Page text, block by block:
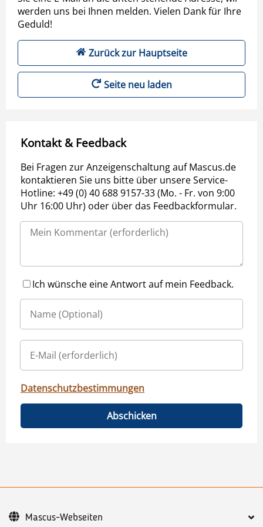
werden uns bei Ihnen melden. Vielen Dank für Ihre
Geduld!
Zurück zur Hauptseite
Seite neu laden
Kontakt & Feedback
Bei Fragen zur Anzeigenschaltung auf Mascus.de
kontaktieren Sie uns bitte über unsere Service-
Hotline: +49 (0) 40 688 9157-33 (Mo. - Fr. von 9:00
Uhr 16:00 Uhr) oder über das Feedbackformular.
Ich wünsche eine Antwort auf mein Feedback.
Datenschutzbestimmungen
Abschicken
Mascus-Webseiten